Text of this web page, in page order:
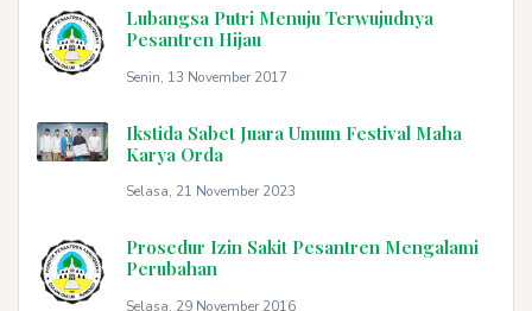
Lubangsa Putri Menuju Terwujudnya
Pesantren Hijau
Senin, 13 November 2017
Ikstida Sabet Juara Umum Festival Maha
Karya Orda
Selasa, 21 November 2023
Prosedur Izin Sakit Pesantren Mengalami
Perubahan
Selasa, 29 November 2016